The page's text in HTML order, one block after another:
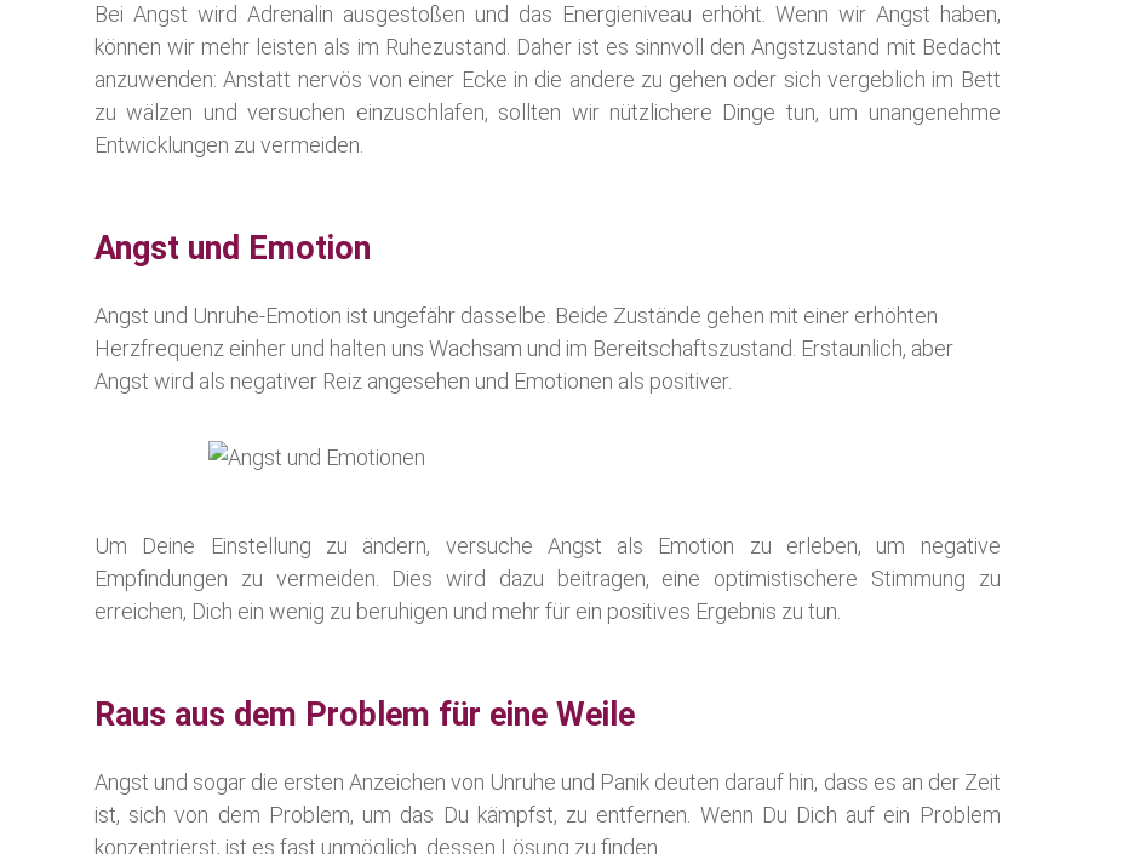
Bei Angst wird Adrenalin ausgestoßen und das Energieniveau erhöht. Wenn wir Angst haben,
können wir mehr leisten als im Ruhezustand. Daher ist es sinnvoll den Angstzustand mit Bedacht
anzuwenden: Anstatt nervös von einer Ecke in die andere zu gehen oder sich vergeblich im Bett
zu wälzen und versuchen einzuschlafen, sollten wir nützlichere Dinge tun, um unangenehme
Entwicklungen zu vermeiden.
Angst und Emotion
Angst und Unruhe-Emotion ist ungefähr dasselbe. Beide Zustände gehen mit einer erhöhten
Herzfrequenz einher und halten uns Wachsam und im Bereitschaftszustand. Erstaunlich, aber
Angst wird als negativer Reiz angesehen und Emotionen als positiver.
Um Deine Einstellung zu ändern, versuche Angst als Emotion zu erleben, um negative
Empfindungen zu vermeiden. Dies wird dazu beitragen, eine optimistischere Stimmung zu
erreichen, Dich ein wenig zu beruhigen und mehr für ein positives Ergebnis zu tun.
Raus aus dem Problem für eine Weile
Angst und sogar die ersten Anzeichen von Unruhe und Panik deuten darauf hin, dass es an der Zeit
ist, sich von dem Problem, um das Du kämpfst, zu entfernen. Wenn Du Dich auf ein Problem
konzentrierst, ist es fast unmöglich dessen Lösung zu finden.